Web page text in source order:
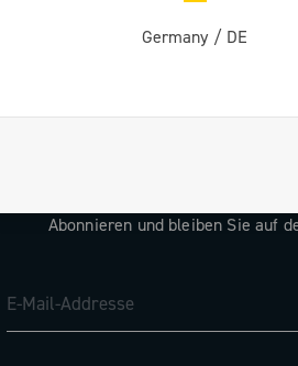
Germany / DE
Abonnieren und bleiben Sie auf